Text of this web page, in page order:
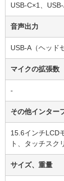
USB-C×1、
音声出力
USB-A（ヘッド
マイクの拡張数
-
その他インター
15.6インチLCD
ト、タッチスク
サイズ、重量